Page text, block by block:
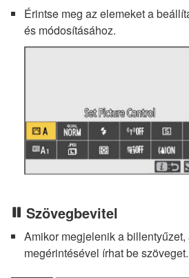
Érintse meg az elemeket a
és módosításához.
Szövegbevitel
Amikor megjelenik a
megérintésével írhat be szöveget.